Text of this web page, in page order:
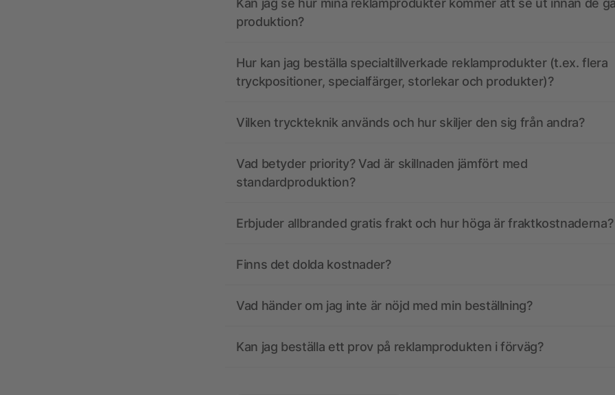
Kan jag se hur mina reklamprodukter kommer att se ut innan de
produktion?
Hur kan jag beställa specialtillverkade reklamprodukter (t.ex. flera
tryckpositioner, specialfärger, storlekar och produkter)?
Vilken tryckteknik används och hur skiljer den sig från andra?
Vad betyder priority? Vad är skillnaden jämfört med
standardproduktion?
Erbjuder allbranded gratis frakt och hur höga är fraktkostnaderna?
Finns det dolda kostnader?
Vad händer om jag inte är nöjd med min beställning?
Kan jag beställa ett prov på reklamprodukten i förväg?